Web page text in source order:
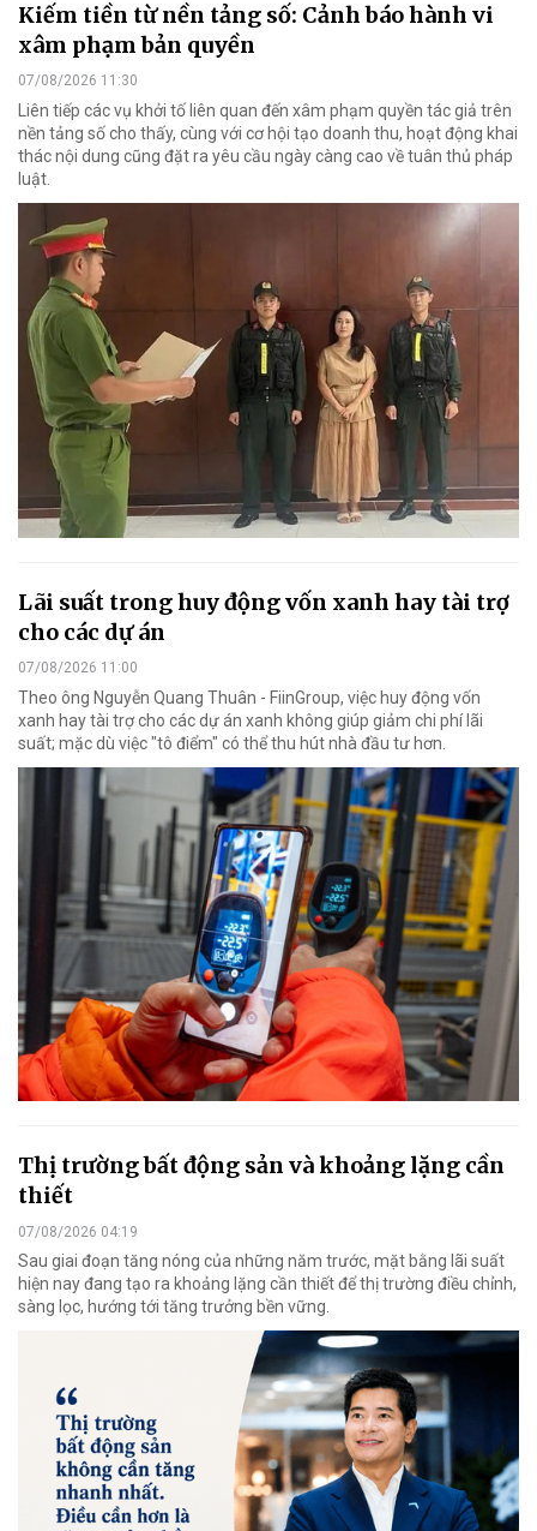
Kiếm tiền từ nền tảng số: Cảnh báo hành vi
xâm phạm bản quyền
07/08/2026 11:30
Liên tiếp các vụ khởi tố liên quan đến xâm phạm quyền tác giả trên
nền tảng số cho thấy, cùng với cơ hội tạo doanh thu, hoạt động khai
thác nội dung cũng đặt ra yêu cầu ngày càng cao về tuân thủ pháp
luật.
Lãi suất trong huy động vốn xanh hay tài trợ
cho các dự án
07/08/2026 11:00
Theo ông Nguyễn Quang Thuân - FiinGroup, việc huy động vốn
xanh hay tài trợ cho các dự án xanh không giúp giảm chi phí lãi
suất; mặc dù việc "tô điểm" có thể thu hút nhà đầu tư hơn.
Thị trường bất động sản và khoảng lặng cần
thiết
07/08/2026 04:19
Sau giai đoạn tăng nóng của những năm trước, mặt bằng lãi suất
hiện nay đang tạo ra khoảng lặng cần thiết để thị trường điều chỉnh,
sàng lọc, hướng tới tăng trưởng bền vững.